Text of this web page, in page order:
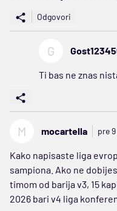
Odgovori
G
Ti bas ne znas
M mocartella pre
Kako napisaste liga
sampiona. Ako ne
timom od barija v3, 15
2026 bari v4 liga